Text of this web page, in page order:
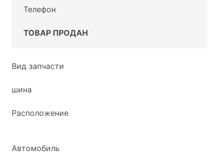
Телефон
ТОВАР ПРОДАН
Вид запчасти
шина
Расположение
Автомобиль